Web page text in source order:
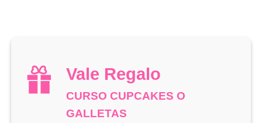
Vale Regalo
CURSO CUPCAKES O
GALLETAS